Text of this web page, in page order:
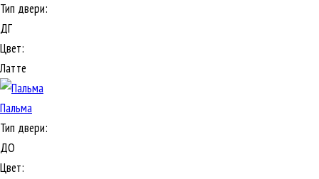
Тип двери:
ДГ
Цвет:
Латте
Пальма
Тип двери:
ДО
Цвет: